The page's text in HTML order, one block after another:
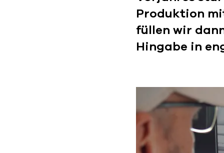
Produktion
füllen wir
Hingabe in